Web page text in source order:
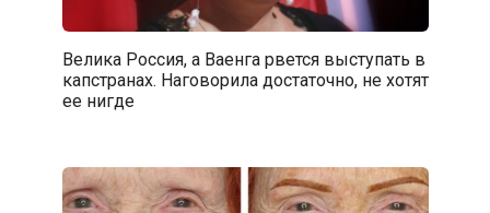
Велика Россия, а Ваенга рвется выступать в
капстранах. Наговорила достаточно, не хотят
ее нигде